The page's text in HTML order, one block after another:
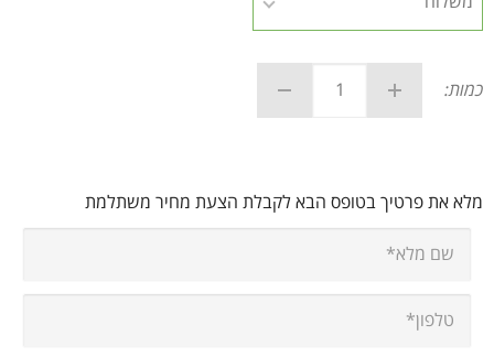
כמות:
מלא את פרטיך בטופס הבא לקבלת הצעת מחיר משתלמת